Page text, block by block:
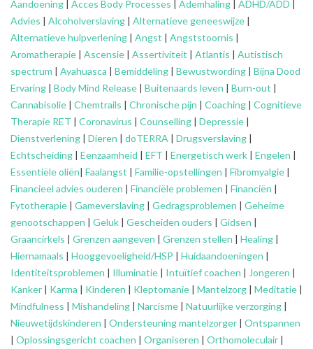
Aandoening Acces Body Processes Ademhaling ADHD/ADD
Advies | Alcoholverslaving | Alternatieve geneeswijze |
Alternatieve hulpverlening | Angst | Angststoornis |
Aromatherapie | Ascensie | Assertiviteit | Atlantis | Autistisch
spectrum | Ayahuasca | Bemiddeling | Bewustwording | Bijna Dood
Ervaring | Body Mind Release | Buitenaards leven | Burn-out |
Cannabisolie | Chemtrails | Chronische pijn | Coaching | Cognitieve
Therapie RET | Coronavirus | Counselling | Depressie |
Dienstverlening | Dieren | doTERRA | Drugsverslaving |
Echtscheiding | Eenzaamheid | EFT | Energetisch werk | Engelen |
Essentiële oliën| Faalangst | Familie-opstellingen | Fibromyalgie |
Financieel advies ouderen | Financiële problemen | Financiën |
Fytotherapie | Gameverslaving | Gedragsproblemen | Geheime
genootschappen | Geluk | Gescheiden ouders | Gidsen |
Graancirkels | Grenzen aangeven | Grenzen stellen | Healing |
Hiernamaals | Hooggevoeligheid/HSP | Huidaandoeningen |
Identiteitsproblemen | Illuminatie | Intuïtief coachen | Jongeren |
Kanker | Karma | Kinderen | Kleptomanie | Mantelzorg | Meditatie |
Mindfulness | Mishandeling | Narcisme | Natuurlijke verzorging |
Nieuwetijdskinderen | Ondersteuningmantelzorger | Ontspannen
| Oplossingsgericht coachen | Organiseren | Orthomoleculair |